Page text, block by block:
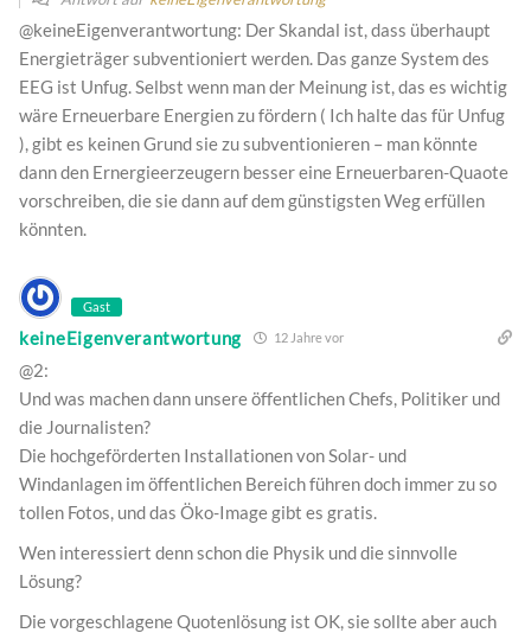
@keineEigenverantwortung: Der Skandal ist, dass überhaupt
Energieträger subventioniert werden. Das ganze System des
EEG ist Unfug. Selbst wenn man der Meinung ist, das es wichtig
wäre Erneuerbare Energien zu fördern ( Ich halte das für Unfug
), gibt es keinen Grund sie zu subventionieren – man könnte
dann den Ernergieerzeugern besser eine Erneuerbaren-Quaote
vorschreiben, die sie dann auf dem günstigsten Weg erfüllen
könnten.
Gast
keineEigenverantwortung 12 Jahre vor
@2:
Und was machen dann unsere öffentlichen Chefs, Politiker und
die Journalisten?
Die hochgeförderten Installationen von Solar- und
Windanlagen im öffentlichen Bereich führen doch immer zu so
tollen Fotos, und das Öko-Image gibt es gratis.
Wen interessiert denn schon die Physik und die sinnvolle
Lösung?
Die vorgeschlagene Quotenlösung ist OK, sie sollte aber auch